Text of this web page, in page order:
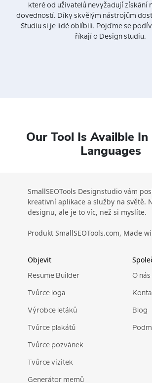
které od uživatelů nevyžadují získání
dovedností. Díky skvělým nástrojům
Studiu si je lidé oblíbili. Pojďme se
říkají o Design studiu.
Our Tool Is Availble
Languages
SmallSEOTools Designstudio vám
kreativní aplikace a služby na světě.
designu, ale je to víc, než si myslíte.
Produkt SmallSEOTools.com, Made
Objevit
Resume Builder
Tvůrce loga
Výrobce letáků
Tvůrce plakátů
Tvůrce pozvánek
Tvůrce vizitek
Generátor memů
O nás
Blog